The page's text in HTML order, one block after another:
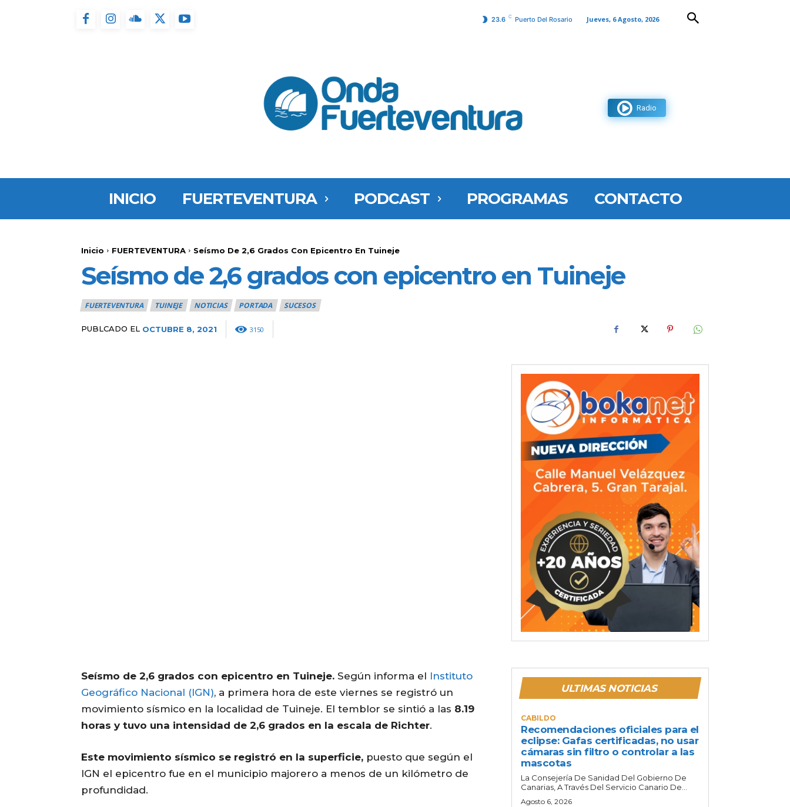
23.6 C Puerto Del Rosario Jueves, 6 Agosto, 2026
Radio
INICIO FUERTEVENTURA PODCAST PROGRAMAS CONTACTO
Inicio FUERTEVENTURA Seísmo De 2,6 Grados Con Epicentro En Tuineje
Seísmo de 2,6 grados con epicentro en Tuineje
FUERTEVENTURA TUINEJE NOTICIAS PORTADA SUCESOS
PUBLCADO EL OCTUBRE 8, 2021 3150
Seísmo de 2,6 grados con epicentro en Tuineje. Según informa el Instituto
Geográfico Nacional (IGN), a primera hora de este viernes se registró un
movimiento sísmico en la localidad de Tuineje. El temblor se sintió a las 8.19
horas y tuvo una intensidad de 2,6 grados en la escala de Richter.
Este movimiento sísmico se registró en la superficie, puesto que según el
IGN el epicentro fue en el municipio majorero a menos de un kilómetro de
profundidad.
ULTIMAS NOTICIAS
CABILDO
Recomendaciones oficiales para el
eclipse: Gafas certificadas, no usar
cámaras sin filtro o controlar a las
mascotas
La Consejería De Sanidad Del Gobierno De
Canarias, A Través Del Servicio Canario De...
Agosto 6, 2026